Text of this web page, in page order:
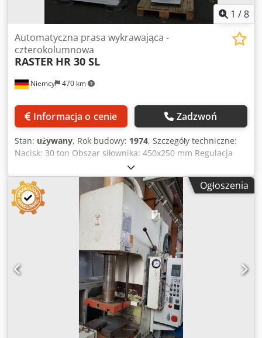
1 /8
Niemcy 470 km
Automatyczna prasa wykrawająca -
czterokolumnowa
RASTER HR 30 SL
Informacja o cenie Zadzwoń
Stan: używany, Rok budowy: 1974, Szczegóły techniczne:
Nacisk: 30 ton Obszar siłownika: 450x250 mm Regulacja
siłownika: maks. 50 (ręcznie) mm Uderzenia na minutę: 20-
120 Skok: ok. 20 mm mm Regulacja skoku: brak/ brak
regulacji skoku mm Wysokość instalacji: Obszar roboczy:
220 - 280 mm Powierzchnia użytkowa stołu: 600 x 600 mm
Całkowite zapotrzebowanie na moc: 7,5 kW Waga maszyny:
około 5,0 ton Wymiary dł. x szer. x wys.: Maszyna: 1,8 x 1,2 x
2,7 m Wymiary dł. x szer. x wys.: Szafa sterownicza: 0,92 x
0,46 x 1,4 m Automatyczna prasa wykrawająca 4 kolumny
mechaniczne z jednostką podającą z panelem sterowania
Szerokość w świetle: Otwór kolumny z przodu=350mm i z
boku=258mm Codsu Icx Rspfx Al Njrf *
Ogłoszenia